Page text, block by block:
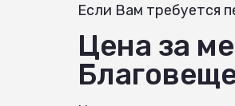
Если Вам требуется
Цена за